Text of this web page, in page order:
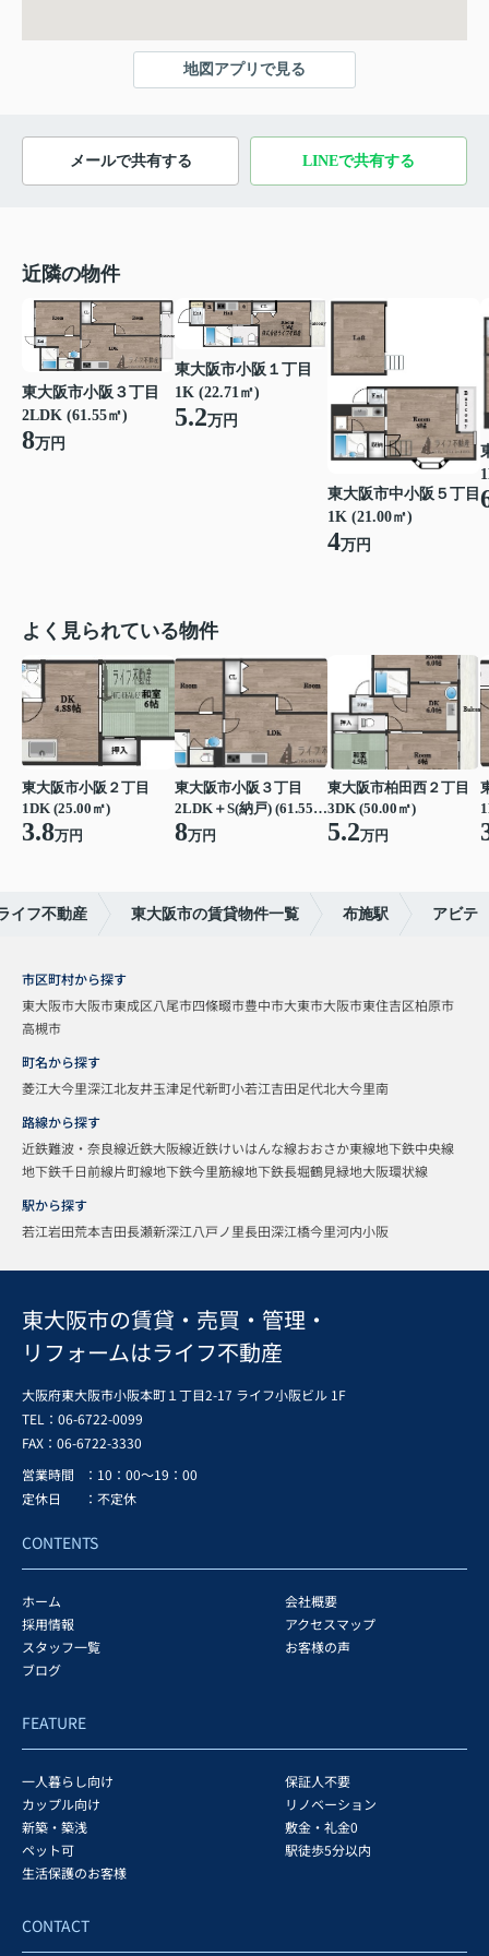
地図アプリで見る
メールで共有する LINEで共有する
近隣の物件
東大阪市小阪３丁目
2LDK (61.55㎡)
8万円
東大阪市小阪１丁目
1K (22.71㎡)
5.2万円
東大阪市中小阪５丁目
1K (21.00㎡)
4万円
よく見られている物件
東大阪市小阪２丁目
1DK (25.00㎡)
3.8万円
東大阪市小阪３丁目
2LDK＋S(納戸) (61.55㎡)
8万円
東大阪市柏田西２丁目
3DK (50.00㎡)
5.2万円
イフ不動産 東大阪市の賃貸物件一覧 布施駅 アビテ
市区町村から探す
東大阪市大阪市東成区八尾市四條畷市豊中市大東市大阪市東住吉区柏原市
高槻市
町名から探す
菱江大今里深江北友井玉津足代新町小若江吉田足代北大今里南
路線から探す
近鉄難波・奈良線近鉄大阪線近鉄けいはんな線おおさか東線地下鉄中央線
地下鉄千日前線片町線地下鉄今里筋線地下鉄長堀鶴見緑地大阪環状線
駅から探す
若江岩田荒本吉田長瀬新深江八戸ノ里長田深江橋今里河内小阪
東大阪市の賃貸・売買・管理・
リフォームはライフ不動産
大阪府東大阪市小阪本町１丁目2-17 ライフ小阪ビル 1F
TEL：06-6722-0099
FAX： 06-6722-3330
営業時間
：10：00～19：00
定休日
：不定休
CONTENTS
ホーム
会社概要
採用情報
アクセスマップ
スタッフ一覧
お客様の声
ブログ
FEATURE
一人暮らし向け
保証人不要
カップル向け
リノベーション
新築・築浅
敷金・礼金0
ペット可
駅徒歩5分以内
生活保護のお客様
CONTACT